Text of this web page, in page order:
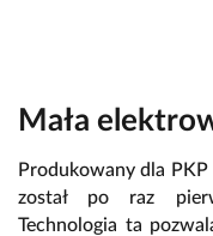
Mała
Produkowany dla
został po raz
Technologia ta